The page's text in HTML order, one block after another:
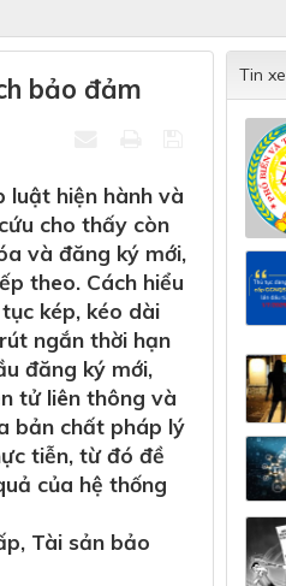
bảo đảm
luật hiện hành và
cho thấy còn
và đăng ký mới,
theo. Cách hiểu
kép, kéo dài
ngắn thời hạn
đăng ký mới,
tử liên thông và
bản chất pháp lý
tiễn, từ đó đề
của hệ thống
Tài sản bảo
Tin